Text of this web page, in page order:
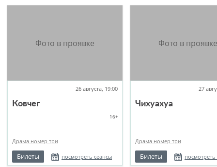
26 августа, 19:00
Ковчег
16+
Драма номер три
Билеты посмотреть сеансы
27
Чихуахуа
Драма номер три
Билеты посмотреть